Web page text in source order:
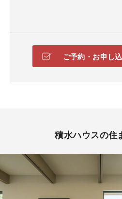
ご予約・お申し
積水ハウスの住